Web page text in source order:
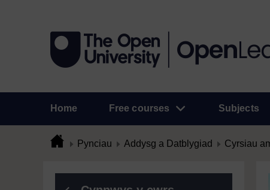
Home Free courses Subjects
Pynciau Addysg a Datblygiad Cyrsiau